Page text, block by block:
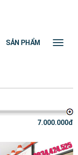
SẢN PHẨM TIN TỨC
7.000.000đ